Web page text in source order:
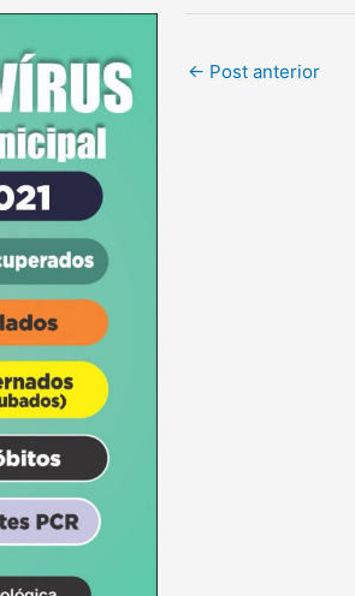
Post
← Post anterior